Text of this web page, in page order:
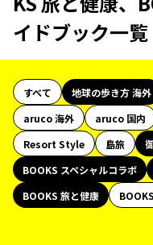
イドブック一覧
すべて 地球の歩き方 海外
aruco 海外
aruco 国内
Resort Style
島旅
BOOKS スペシャルコラボ
BOOKS 旅と健康